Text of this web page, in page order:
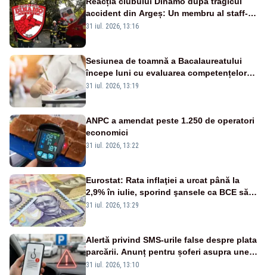
accident din Argeș: Un membru al staff-
ului medical a murit, antrenorul Adrian
31 iul. 2026, 13:16
Sesiunea de toamnă a Bacalaureatului
începe luni cu evaluarea competențelor
orale la Limba română
31 iul. 2026, 13:19
ANPC a amendat peste 1.250 de operatori
economici
31 iul. 2026, 13:22
Eurostat: Rata inflaţiei a urcat până la
2,9% în iulie, sporind şansele ca BCE să
majoreze dobânda
31 iul. 2026, 13:29
Alertă privind SMS-urile false despre plata
parcării. Anunț pentru șoferi asupra unei
noi metode de fraudă online
31 iul. 2026, 13:10